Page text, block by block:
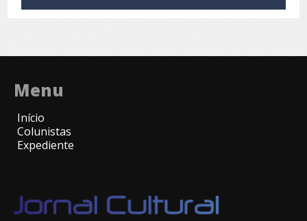
Menu
Início
Colunistas
Expediente